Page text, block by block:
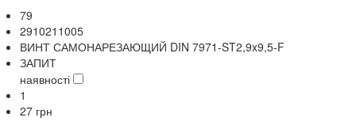
79
2910211005
ВИНТ САМОНАРЕЗАЮЩИЙ DIN 7971-ST2,9x9,5-F
ЗАПИТ
наявності
1
27 грн